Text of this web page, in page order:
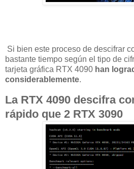
Si bien este proceso de descifrar
bastante tiempo según el tipo de
tarjeta gráfica RTX 4090 han
considerablemente.
La RTX 4090 descifra
rápido que 2 RTX 3090